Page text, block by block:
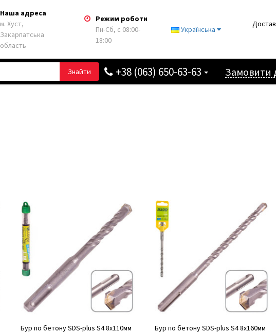
Наша адреса
м. Хуст,
Закарпатська
область
Режим роботи
Пн-Сб, с 08:00-
18:00
Українська
Знайти +38 (063) 650-63-63 Замовити
Бур по бетону SDS-plus S4 8x110мм
Бур по бетону SDS-plus S4 8x160мм